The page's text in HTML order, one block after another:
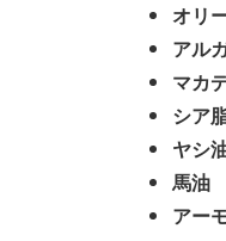
オリ
アル
マカ
シア
ヤシ
馬油
アー